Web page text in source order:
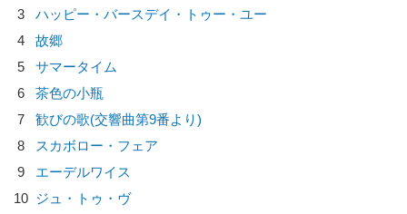
3
ハッピー・バースデイ・トゥー・ユー
4
故郷
5
サマータイム
6
茶色の小瓶
7
歓びの歌(交響曲第9番より)
8
スカボロー・フェア
9
エーデルワイス
10 ジュ・トゥ・ヴ